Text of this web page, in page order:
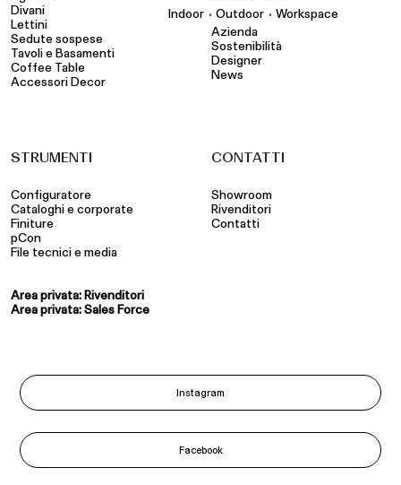
Divani
Lettini
Sedute sospese
Tavoli e Basamenti
Coffee Table
Accessori Decor
Indoor • Outdoor • Workspace
Azienda
Sostenibilità
Designer
News
STRUMENTI
Configuratore
Cataloghi e corporate
Finiture
pCon
File tecnici e media
Area privata: Rivenditori
Area privata: Sales Force
CONTATTI
Showroom
Rivenditori
Contatti
Instagram
Facebook